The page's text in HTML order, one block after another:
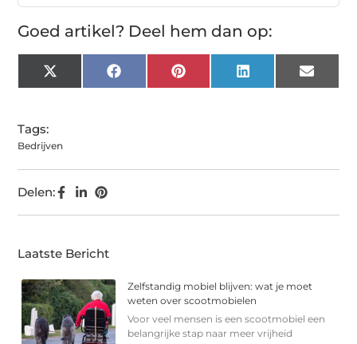
Goed artikel? Deel hem dan op:
X
(Twitter)
Facebook Pinterest LinkedIn Email
Tags:
Bedrijven
Delen:
Laatste Bericht
Zelfstandig mobiel blijven: wat je moet
weten over scootmobielen
Voor veel mensen is een scootmobiel een
belangrijke stap naar meer vrijheid